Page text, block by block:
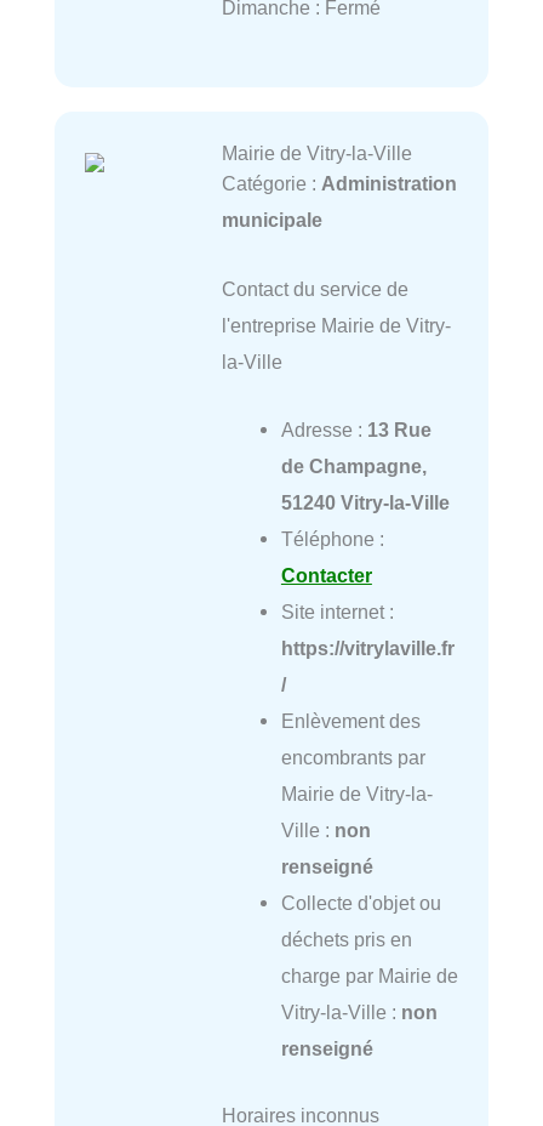
Dimanche : Fermé
Mairie de Vitry-la-Ville
Catégorie : Administration
municipale
Contact du service de
l'entreprise Mairie de Vitry-
la-Ville
Adresse : 13 Rue
de Champagne,
51240 Vitry-la-Ville
Téléphone :
Contacter
Site internet :
https://vitrylaville.fr
/
Enlèvement des
encombrants par
Mairie de Vitry-la-
Ville : non
renseigné
Collecte d'objet ou
déchets pris en
charge par Mairie de
Vitry-la-Ville : non
renseigné
Horaires inconnus